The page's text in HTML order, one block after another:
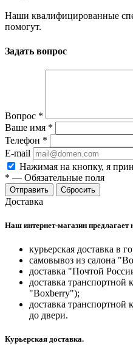
Наши квалифицированные
помогут.
Задать вопрос
Вопрос *
Ваше имя *
Телефон *
E-mail
Нажимая на кнопку, я
* — Обязательные поля
Отправить Сбросить
Доставка
Наш интернет-магазин предлагает
курьерская доставка в
самовывоз из салона
доставка "Почтой
доставка
"Boxberry");
доставка
до двери.
Курьерская доставка.